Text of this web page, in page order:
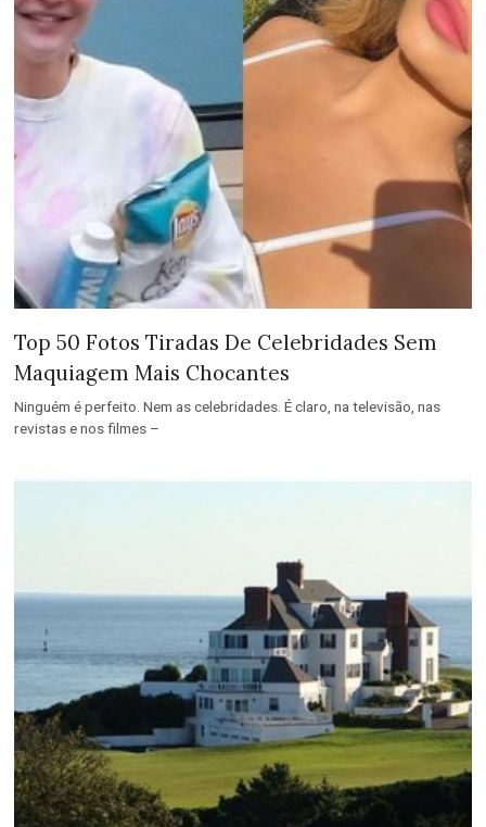
Top 50 Fotos Tiradas De Celebridades Sem
Maquiagem Mais Chocantes
Ninguém é perfeito. Nem as celebridades. É claro, na televisão, nas
revistas e nos filmes –